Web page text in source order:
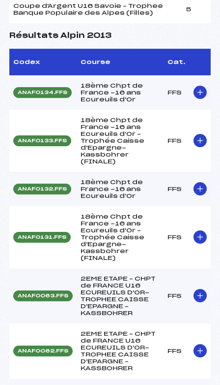
Coupe d'Argent U16 Savoie – Trophee
Banque Populaire des Alpes (Filles)
5
Résultats Alpin 2013
Codex Course Cat.
ANAF0134.FFS
18ème Chpt de
France -16 ans
Ecureuils d'Or
FFS
ANAF0133.FFS
18ème Chpt de
France -16 ans
Ecureuils d'Or –
Trophée Caisse
d'Epargne-
Kassbohrer
(FINALE)
FFS
ANAF0132.FFS
18ème Chpt de
France -16 ans
Ecureuils d'Or
FFS
ANAF0131.FFS
18ème Chpt de
France -16 ans
Ecureuils d'Or –
Trophée Caisse
d'Epargne-
Kassbohrer
(FINALE)
FFS
ANAF0063.FFS
2EME ETAPE – CHPT
de FRANCE U16
ECUREUILS D'OR-
TROPHEE CAISSE
D'EPARGNE –
KASSBOHRER
FFS
ANAF0062.FFS
2EME ETAPE – CHPT
de FRANCE U16
ECUREUILS D'OR-
TROPHEE CAISSE
D'EPARGNE –
KASSBOHRER
FFS